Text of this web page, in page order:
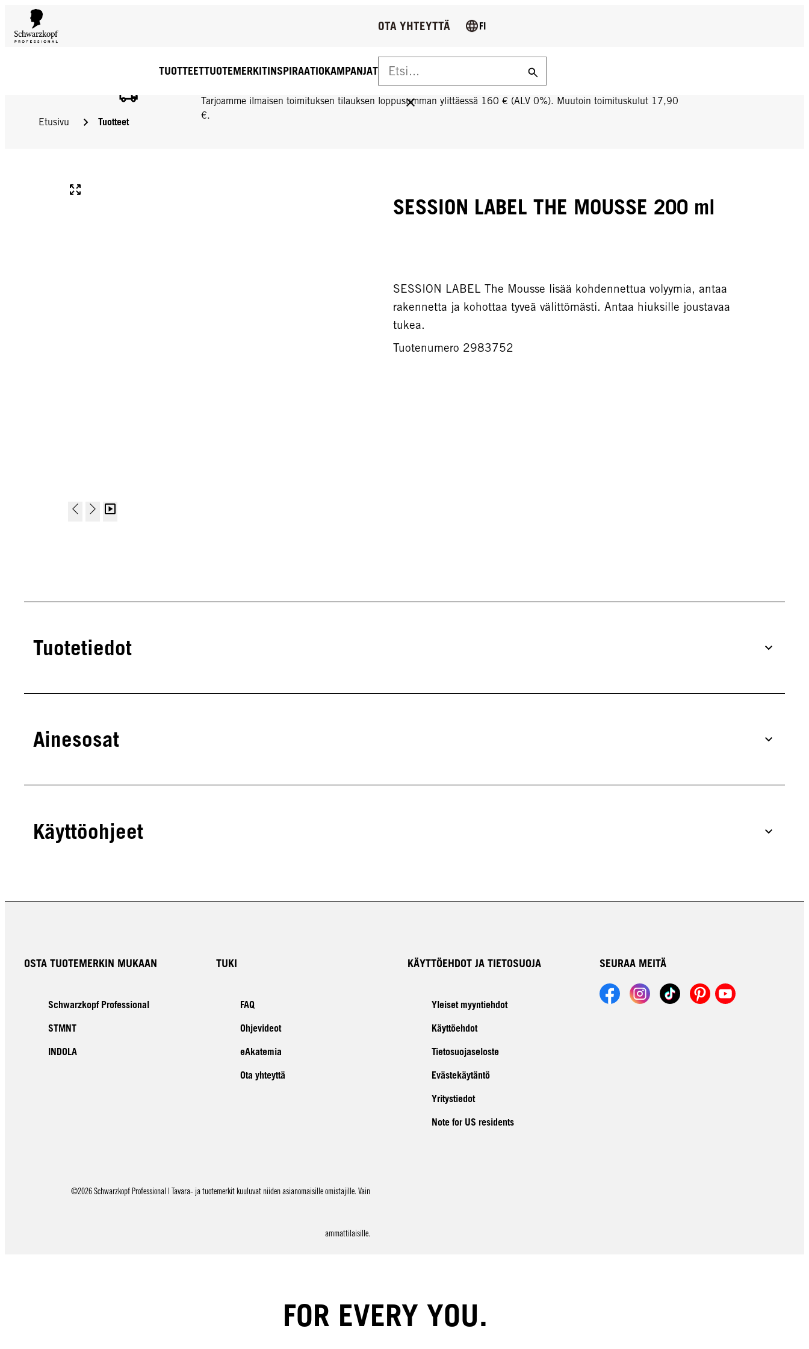
Tarjoamme ilmaisen toimituksen tilauksen loppusumman ylittäessä 160 € (ALV 0%). Muutoin toimituskulut 17,90
€.
TUOTTEETTUOTEMERKITINSPIRAATIOKAMPANJAT
OTA YHTEYTTÄ FI
Etusivu Tuotteet
SESSION LABEL THE MOUSSE 200 ml
SESSION LABEL The Mousse lisää kohdennettua volyymia, antaa
rakennetta ja kohottaa tyveä välittömästi. Antaa hiuksille joustavaa
tukea.
Tuotenumero 2983752
Tuotetiedot
Ainesosat
Käyttöohjeet
OSTA TUOTEMERKIN MUKAAN
Schwarzkopf Professional
STMNT
INDOLA
TUKI
FAQ
Ohjevideot
eAkatemia
Ota yhteyttä
KÄYTTÖEHDOT JA TIETOSUOJA
Yleiset myyntiehdot
Käyttöehdot
Tietosuojaseloste
Evästekäytäntö
Yritystiedot
Note for US residents
SEURAA MEITÄ
©2026 Schwarzkopf Professional | Tavara- ja tuotemerkit kuuluvat niiden asianomaisille omistajille. Vain
ammattilaisille.
FOR EVERY YOU.